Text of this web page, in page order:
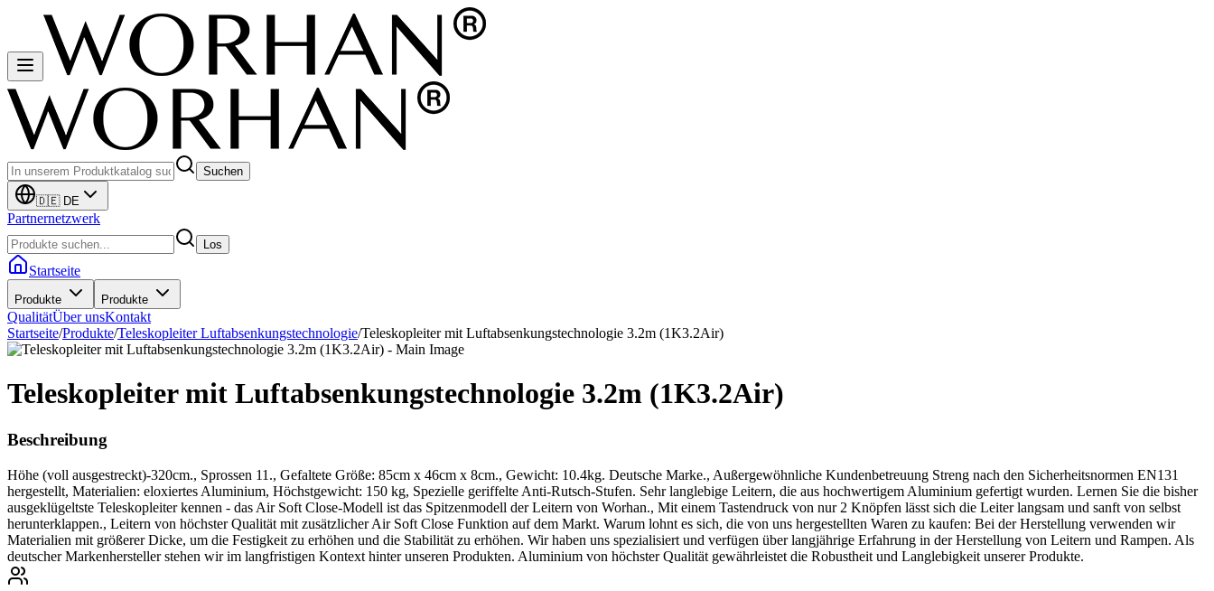
Suchen
🇩🇪 DE
Partnernetzwerk
Los
Startseite
Produkte Produkte
QualitätÜber unsKontakt
Startseite/Produkte/Teleskopleiter Luftabsenkungstechnologie/Teleskopleiter mit Luftabsenkungstechnologie 3.2m (1K3.2Air)
Teleskopleiter mit Luftabsenkungstechnologie 3.2m (1K3.2Air)
Beschreibung
Höhe (voll ausgestreckt)-320cm., Sprossen 11., Gefaltete Größe: 85cm x 46cm x 8cm., Gewicht: 10.4kg. Deutsche Marke., Außergewöhnliche Kundenbetreuung Streng nach den Sicherheitsnormen EN131
hergestellt, Materialien: eloxiertes Aluminium, Höchstgewicht: 150 kg, Spezielle geriffelte Anti-Rutsch-Stufen. Sehr langlebige Leitern, die aus hochwertigem Aluminium gefertigt wurden. Lernen Sie die bisher
ausgeklügeltste Teleskopleiter kennen - das Air Soft Close-Modell ist das Spitzenmodell der Leitern von Worhan., Mit einem Tastendruck von nur 2 Knöpfen lässt sich die Leiter langsam und sanft von selbst
herunterklappen., Leitern von höchster Qualität mit zusätzlicher Air Soft Close Funktion auf dem Markt. Warum lohnt es sich, die von uns hergestellten Waren zu kaufen: Bei der Herstellung verwenden wir
Materialien mit größerer Dicke, um die Festigkeit zu erhöhen und die Stabilität zu erhöhen. Wir haben uns spezialisiert und verfügen über langjährige Erfahrung in der Herstellung von Leitern und Rampen. Als
deutscher Markenhersteller stehen wir im langfristigen Kontext hinter unseren Produkten. Aluminium von höchster Qualität gewährleistet die Robustheit und Langlebigkeit unserer Produkte.